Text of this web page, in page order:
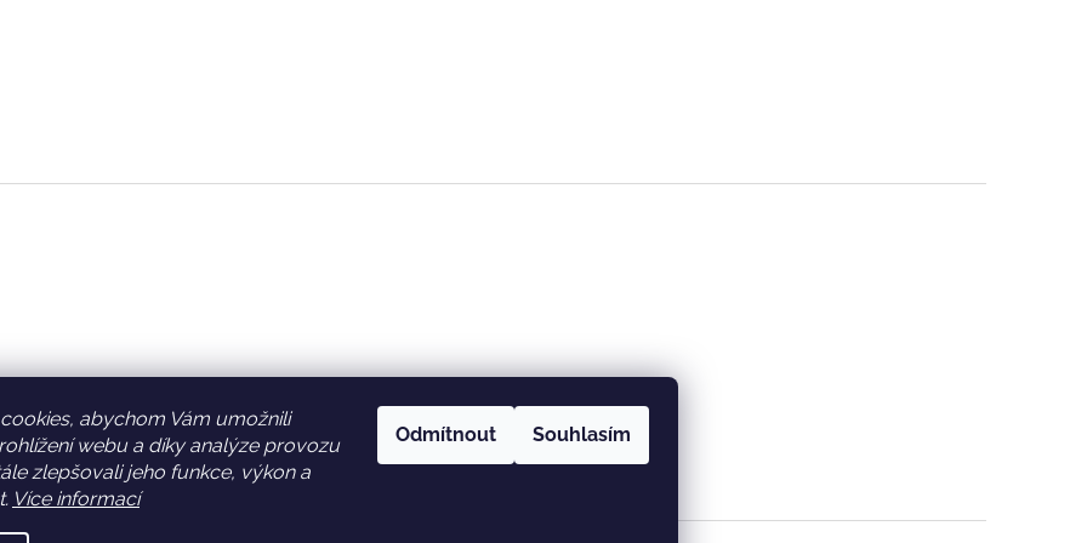
abychom Vám umožnili
webu a díky analýze provozu
zlepšovali jeho funkce, výkon a
Více informací
Odmítnout Souhlasím
Facebook Věrnostní slevy